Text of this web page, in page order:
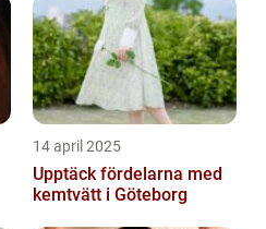
14 april 2025
Upptäck fördelarna med
kemtvätt i Göteborg